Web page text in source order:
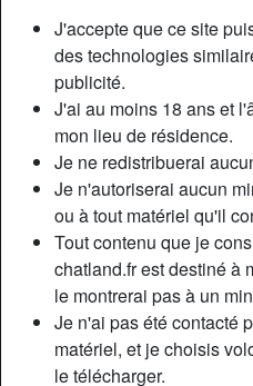
J'accepte que ce site
des technologies
publicité.
J'ai au moins 18 ans et
mon lieu de résidence.
Je ne redistribuerai
Je n'autoriserai aucun
ou à tout matériel qu'il
Tout contenu que je
chatland.fr est destiné à
le montrerai pas à un
Je n'ai pas été contacté
matériel, et je choisis
le télécharger.
Département:
Sexe:
Sexualité:
Couleur des cheveux:
Couleur des yeux:
Poids:
Épilé(e):
Description
N'a pas encore saisi de
Cherche